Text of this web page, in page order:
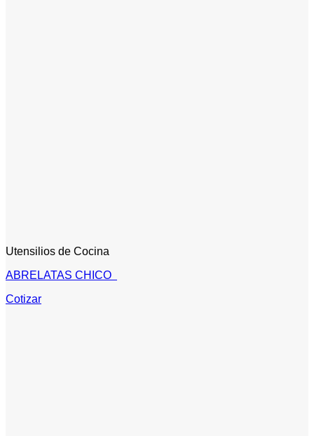
Utensilios de Cocina
ABRELATAS CHICO
Cotizar